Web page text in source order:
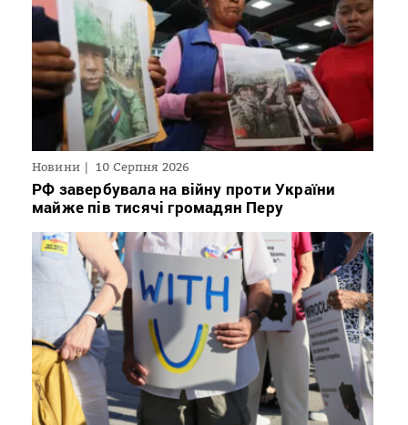
Новини 10 Серпня 2026
РФ завербувала на війну проти України
майже пів тисячі громадян Перу